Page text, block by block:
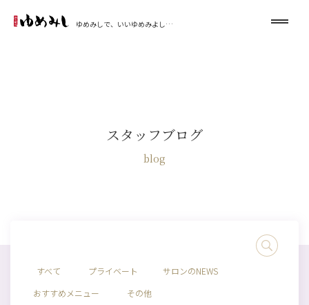
ゆめみしで、いいゆめみよし…
スタッフブログ
blog
すべて プライベート
サロンのNEWS
おすすめメニュー
その他